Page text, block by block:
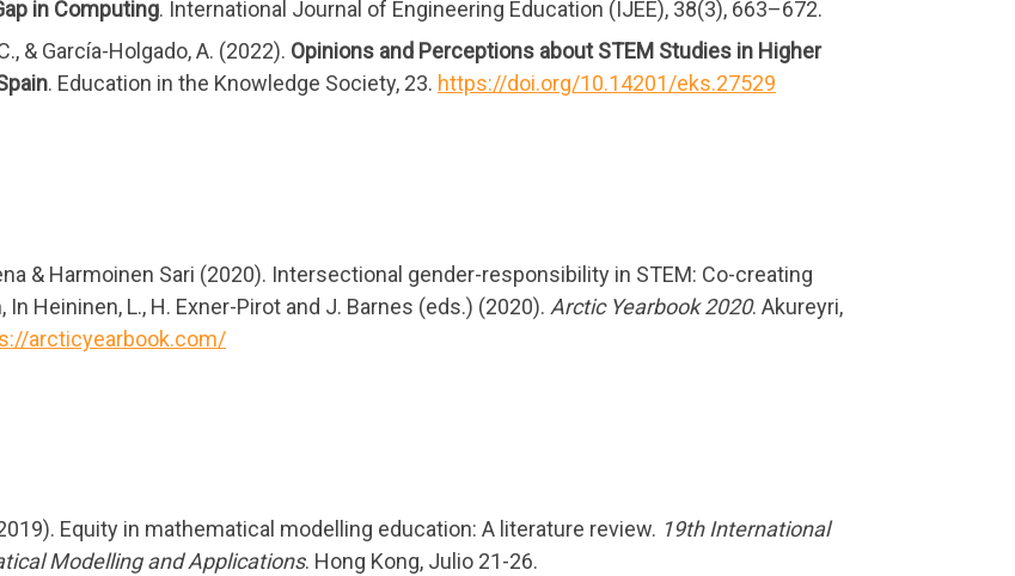
in Computing. International Journal of Engineering Education (IJEE), 38(3), 663–672.
& García-Holgado, A. (2022). Opinions and Perceptions about STEM Studies in Higher
. Education in the Knowledge Society, 23. https://doi.org/10.14201/eks.27529
& Harmoinen Sari (2020). Intersectional gender-responsibility in STEM: Co-creating
In Heininen, L., H. Exner-Pirot and J. Barnes (eds.) (2020). Arctic Yearbook 2020. Akureyri,
arcticyearbook.com/
Equity in mathematical modelling education: A literature review. 19th International
Modelling and Applications. Hong Kong, Julio 21-26.